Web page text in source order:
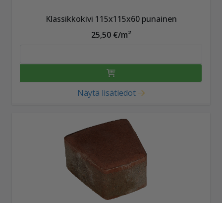
Klassikkokivi 115x115x60 punainen
25,50 €/m²
Näytä lisätiedot